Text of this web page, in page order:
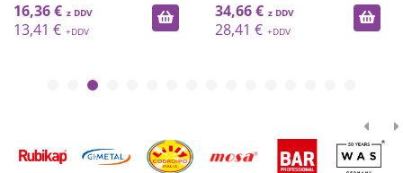
16,36 €
13,41 €
34,66 €
28,41 €